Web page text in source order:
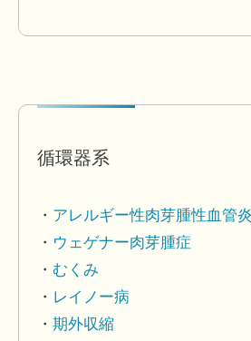
循環器系
アレルギー性肉芽腫性血管炎
ウェゲナー肉芽腫症
むくみ
レイノー病
期外収縮